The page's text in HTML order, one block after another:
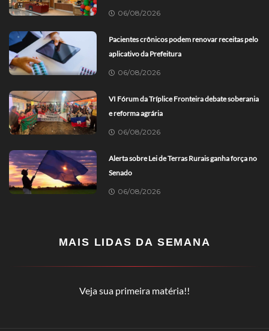
06/08/2026
Pacientes crônicos podem renovar receitas pelo
aplicativo da Prefeitura
06/08/2026
VI Fórum da Tríplice Fronteira debate soberania
e reforma agrária
06/08/2026
Alerta sobre Lei de Terras Rurais ganha força no
Senado
06/08/2026
MAIS LIDAS DA SEMANA
Veja sua primeira matéria!!